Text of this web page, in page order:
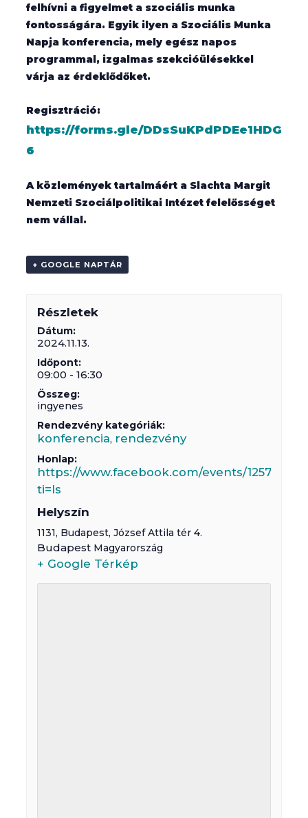
felhívni a figyelmet a szociális munka
fontosságára. Egyik ilyen a Szociális Munka
Napja konferencia, mely egész napos
programmal, izgalmas szekcióülésekkel
várja az érdeklődőket.
Regisztráció:
https://forms.gle/DDsSuKPdPDEe1HDG
6
A közlemények tartalmáért a Slachta Margit
Nemzeti Szociálpolitikai Intézet felelősséget
nem vállal.
+ GOOGLE NAPTÁR
Részletek
Dátum:
2024.11.13.
Időpont:
09:00 - 16:30
Összeg:
ingyenes
Rendezvény kategóriák:
konferencia, rendezvény
Honlap:
https://www.facebook.com/events/
ti=ls
Helyszín
1131, Budapest, József Attila tér 4.
Budapest Magyarország
+ Google Térkép